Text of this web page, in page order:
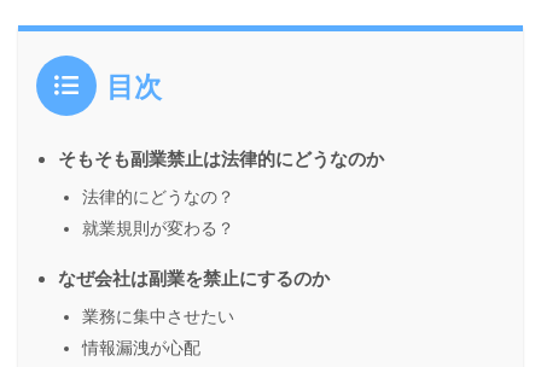
目次
そもそも副業禁止は法律的にどうなのか
法律的にどうなの？
就業規則が変わる？
なぜ会社は副業を禁止にするのか
業務に集中させたい
情報漏洩が心配